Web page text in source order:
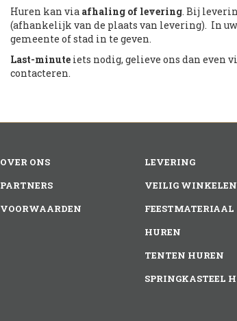
Huren kan via afhaling of levering. Bij
(afhankelijk van de plaats van levering). In
gemeente of stad in te geven.
Last-minute iets nodig, gelieve ons dan even
contacteren.
OVER ONS
PARTNERS
VOORWAARDEN
LEVERING
VEILIG WINKELEN
FEESTMATERIAAL
HUREN
TENTEN HUREN
SPRINGKASTEEL